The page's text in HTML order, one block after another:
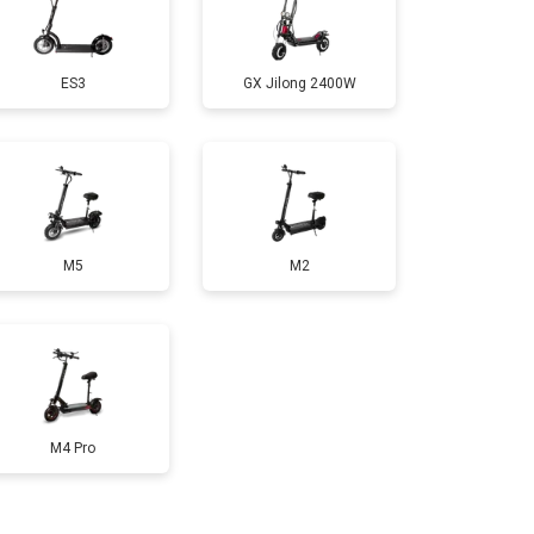
1200 ₽ Заказать
1100 ₽ Заказать
2500 ₽ Заказать
1800 ₽ Заказать
1000 ₽
1200 ₽
ES3 GX Jilong 2400W
M5 M2
M4 Pro